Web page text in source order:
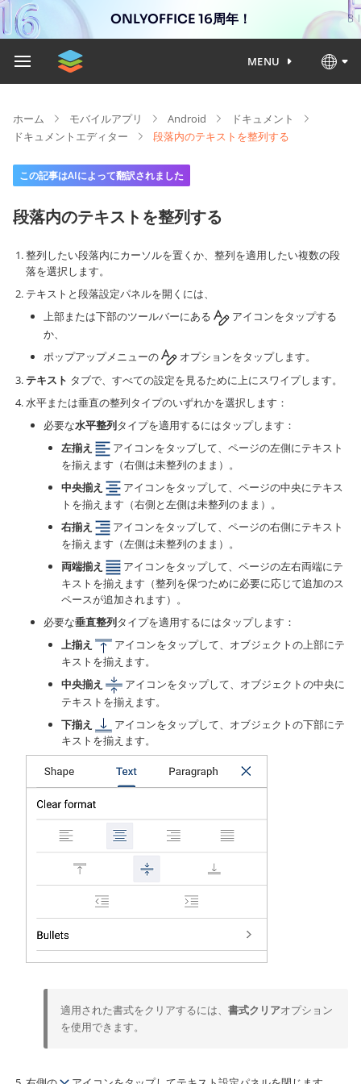
ONLYOFFICE 16周年！
MENU
ホーム モバイルアプリ Android
ドキュメント
ドキュメントエディター
段落内のテキストを整列する
この記事はAIによって翻訳されました
段落内のテキストを整列する
整列したい段落内にカーソルを置くか、整列を適用したい複数の段
落を選択します。
テキストと段落設定パネルを開くには、
上部または下部のツールバーにある
アイコンをタップする
か、
ポップアップメニューの
オプションをタップします。
テキスト タブで、すべての設定を見るために上にスワイプします。
水平または垂直の整列タイプのいずれかを選択します：
必要な水平整列タイプを適用するにはタップします：
左揃え
アイコンをタップして、ページの左側にテキスト
を揃えます（右側は未整列のまま）。
中央揃え
アイコンをタップして、ページの中央にテキス
トを揃えます（右側と左側は未整列のまま）。
右揃え
アイコンをタップして、ページの右側にテキスト
を揃えます（左側は未整列のまま）。
両端揃え
アイコンをタップして、ページの左右両端にテ
キストを揃えます（整列を保つために必要に応じて追加のス
ペースが追加されます）。
必要な垂直整列タイプを適用するにはタップします：
上揃え
アイコンをタップして、オブジェクトの上部にテ
キストを揃えます。
中央揃え
アイコンをタップして、オブジェクトの中央に
テキストを揃えます。
下揃え
アイコンをタップして、オブジェクトの下部にテ
キストを揃えます。
適用された書式をクリアするには、 書式クリアオプション
を使用できます。